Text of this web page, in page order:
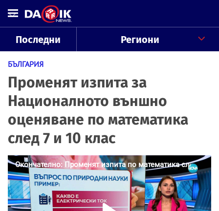
Последни Региони
БЪЛГАРИЯ
Променят изпита за
Националното външно
оценяване по математика
след 7 и 10 клас